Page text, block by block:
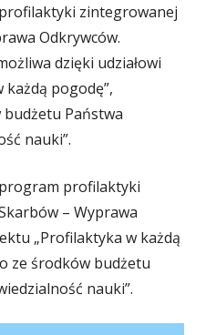
zintegrowanej
Odkrywców.
dzięki udziałowi
pogodę”,
Państwa
nauki”.
profilaktyki
– Wyprawa
„Profilaktyka w każdą
ze środków budżetu
nauki”.